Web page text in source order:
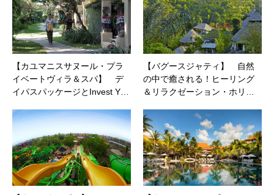
【カユマニスサヌール・プラ
イベートヴィラ＆スパ】 デ
イパスパッケージとInvest Y…
【バグースジャティ】 自然
の中で癒される！ヒーリング
＆リラクゼーション・ホリ…